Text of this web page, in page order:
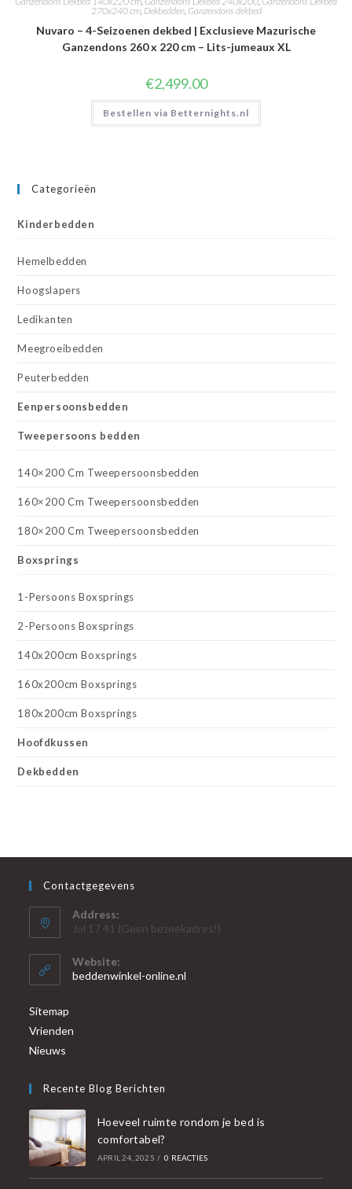
270x240 cm, Dekbedden, Ganzendons dekbed
Nuvaro – 4-Seizoenen dekbed | Exclusieve Mazurische
Ganzendons 260 x 220 cm – Lits-jumeaux XL
€2,499.00
Bestellen via Betternights.nl
Categorieën
Kinderbedden
Hemelbedden
Hoogslapers
Ledikanten
Meegroeibedden
Peuterbedden
Eenpersoonsbedden
Tweepersoons bedden
140×200 Cm Tweepersoonsbedden
160×200 Cm Tweepersoonsbedden
180×200 Cm Tweepersoonsbedden
Boxsprings
1-Persoons Boxsprings
2-Persoons Boxsprings
140x200cm Boxsprings
160x200cm Boxsprings
180x200cm Boxsprings
Hoofdkussen
Dekbedden
Contactgegevens
Address:
Jol 17 41 (Geen bezoekadres!)
Website:
beddenwinkel-online.nl
Sitemap
Vrienden
Nieuws
Recente Blog Berichten
Hoeveel ruimte rondom je bed is
comfortabel?
APRIL 24, 2025 / 0 REACTIES